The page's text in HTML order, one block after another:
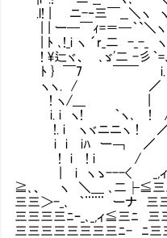
.l! | ニ-‐三￣__＼ヽ
| | ー─￣ｨ=＝─｀`＼
| ﾄ ､!_i ヽ ´r_二 -_-_
! \辷ヾ、 ､ゞ'二 -彡｀=
ﾄ } ￣7 ￣￣ i. Ⅳ
ヽヽ. / ／ | ,
! ヽ/＿ | ├' 〈: !
i. i ヽ! ｀ヽ､ ! /
!. i ヽヾニニヽ !
i i iﾊ ー￢ ／ / .
! i ! i / /／三
| i ヽゝ---< _,ィﾆ
≧､、 ヽ ＼＿ ､二
三三＞-_､ ｀¨¨¨ ーナ 三
三三三三ﾆｰ_､_,ィ≦三ﾆ 三
三三三三三三三三ﾆ- ﾆ三